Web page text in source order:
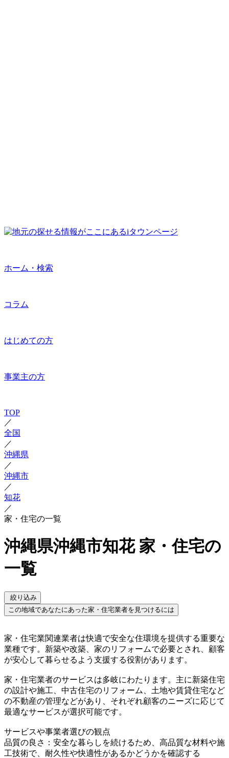
ホーム・検索
コラム
はじめての方
事業主の方
TOP
／
全国
／
沖縄県
／
沖縄市
／
知花
／
家・住宅の一覧
沖縄県沖縄市知花 家・住宅の
一覧
絞り込み
この地域であなたにあった家・住宅業者を見つけるには
家・住宅業関連業者は快適で安全な住環境を提供する重要な
業種です。新築や改築、家のリフォームで必要とされ、顧客
が安心して暮らせるよう支援する役割があります。
家・住宅業者のサービスは多岐にわたります。主に新築住宅
の設計や施工、中古住宅のリフォーム、土地や賃貸住宅など
の不動産の管理などがあり、それぞれ顧客のニーズに応じて
最適なサービスが選択可能です。
サービスや事業者選びの観点
品質の良さ：安全な暮らしを続けるため、高品質な材料や施
工技術で、耐久性や快適性があるかどうかを確認する